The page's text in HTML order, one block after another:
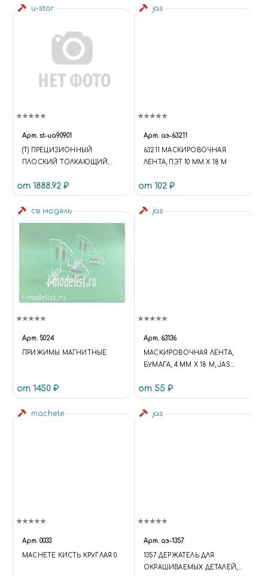
u-star
Арт. st-ua90901
(T) ПРЕЦИЗИОННЫЙ
ПЛОСКИЙ ТОЛКАЮЩИЙ
(КОМБИНИРОВАННЫЙ) (T)
PRECISION FLAT PUSH KNIFE
(COMBINED)
от 1888.92 ₽
jas
Арт. аэ-63211
63211 МАСКИРОВОЧНАЯ
ЛЕНТА, ПЭТ 10 ММ Х 18 М
от 102 ₽
св модель
Арт. 5024
ПРИЖИМЫ МАГНИТНЫЕ
от 1450 ₽
jas
Арт. 63136
МАСКИРОВОЧНАЯ ЛЕНТА,
БУМАГА, 4 ММ Х 18 М, JAS
от 55 ₽
machete
Арт. 0033
MACHETE КИСТЬ КРУГЛАЯ 0
jas
Арт. аэ-1357
1357 ДЕРЖАТЕЛЬ ДЛЯ
ОКРАШИВАЕМЫХ ДЕТАЛЕЙ,